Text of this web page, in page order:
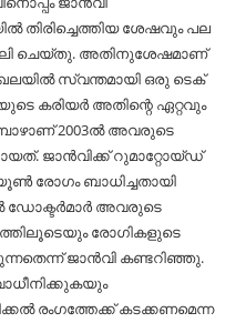
തിരിച്ചെത്തിയ ശേഷവും പല
ചെയ്തു. അതിനുശേഷമാണ്
സ്വന്തമായി ഒരു ടെക്
കരിയർ അതിന്റെ ഏറ്റവും
2003ല്‍ അവരുടെ
ജാൻവിക്ക് റുമാറ്റോയ്ഡ്
രോഗം ബാധിച്ചതായി
ഡോക്ടർമാർ അവരുടെ
രോഗികളുടെ
ജാൻവി കണ്ടറിഞ്ഞു.
രംഗത്തേക്ക് കടക്കണമെന്ന